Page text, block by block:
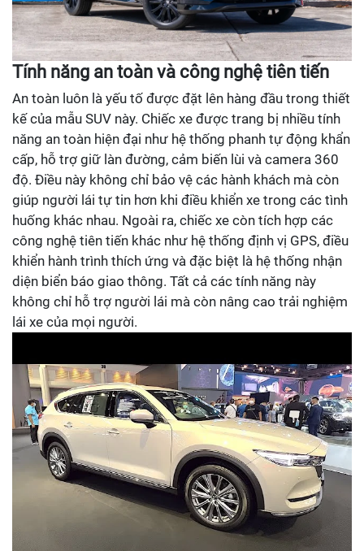
Tính năng an toàn và công nghệ tiên tiến
An toàn luôn là yếu tố được đặt lên hàng đầu trong thiết
kế của mẫu SUV này. Chiếc xe được trang bị nhiều tính
năng an toàn hiện đại như hệ thống phanh tự động khẩn
cấp, hỗ trợ giữ làn đường, cảm biến lùi và camera 360
độ. Điều này không chỉ bảo vệ các hành khách mà còn
giúp người lái tự tin hơn khi điều khiển xe trong các tình
huống khác nhau. Ngoài ra, chiếc xe còn tích hợp các
công nghệ tiên tiến khác như hệ thống định vị GPS, điều
khiển hành trình thích ứng và đặc biệt là hệ thống nhận
diện biển báo giao thông. Tất cả các tính năng này
không chỉ hỗ trợ người lái mà còn nâng cao trải nghiệm
lái xe của mọi người.